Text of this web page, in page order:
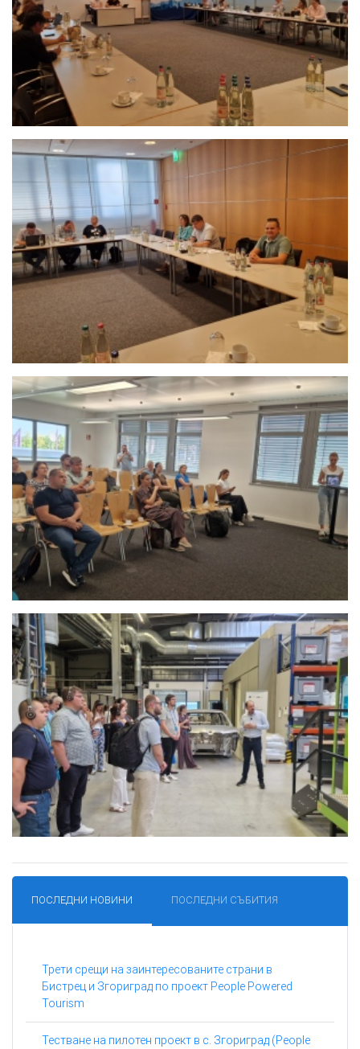
ПОСЛЕДНИ НОВИНИ ПОСЛЕДНИ СЪБИТИЯ
Трети срещи на заинтересованите страни в
Бистрец и Згориград по проект People Powered
Tourism
Тестване на пилотен проект в с. Згориград (People